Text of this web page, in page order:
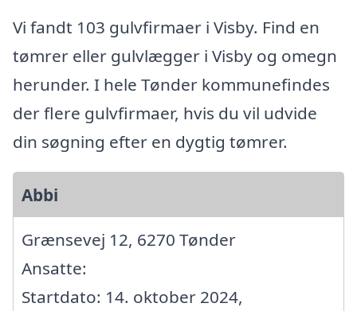
Vi fandt 103 gulvfirmaer i Visby. Find en
tømrer eller gulvlægger i Visby og omegn
herunder. I hele Tønder kommunefindes
der flere gulvfirmaer, hvis du vil udvide
din søgning efter en dygtig tømrer.
Abbi
Grænsevej 12, 6270 Tønder
Ansatte:
Startdato: 14. oktober 2024,